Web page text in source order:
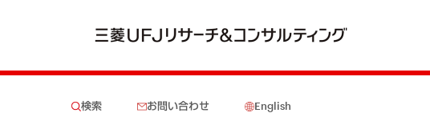
検索 お問い合わせ English